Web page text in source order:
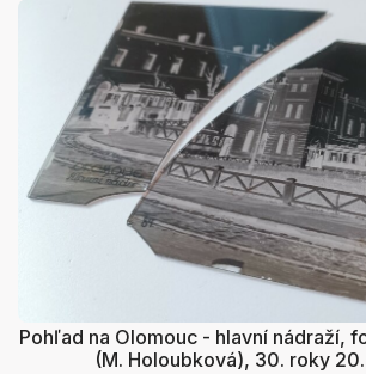
Pohľad na Olomouc - hlavní nádraží,
(M. Holoubková), 30. roky